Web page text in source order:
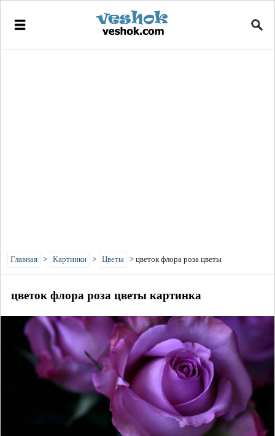
Главная > Картинки > Цветы > цветок флора роза цветы
цветок флора роза цветы картинка